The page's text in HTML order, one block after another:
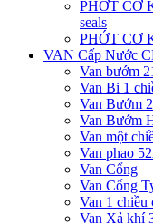
PHỚT CƠ
seals
PHỚT CƠ
VAN Cấp Nước
Van bướm
Van Bi 1
Van Bướm
Van Bướm
Van một
Van phao
Van Cổng
Van Cổng
Van 1 chiều
Van Xả khí